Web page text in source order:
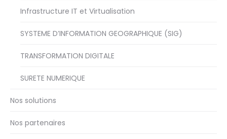
Infrastructure IT et Virtualisation
SYSTEME D’INFORMATION GEOGRAPHIQUE (SIG)
TRANSFORMATION DIGITALE
SURETE NUMERIQUE
Nos solutions
Nos partenaires